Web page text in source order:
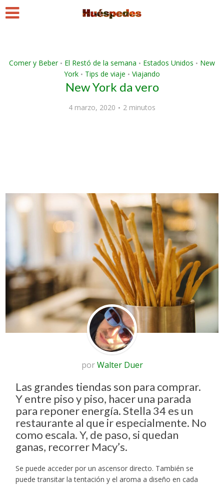
Comer y Beber • El Restó de la semana • Estados Unidos • New
York • Tips de viaje • Viajando
New York da vero
4 marzo, 2020 2 minutos
porWalter Duer
Las grandes tiendas son para comprar.
Y entre piso y piso, hacer una parada
para reponer energía. Stella 34 es un
restaurante al que ir especialmente. No
como escala. Y, de paso, si quedan
ganas, recorrer Macy’s.
Se puede acceder por un ascensor directo. También se
puede transitar la tentación y el aroma a diseño en cada